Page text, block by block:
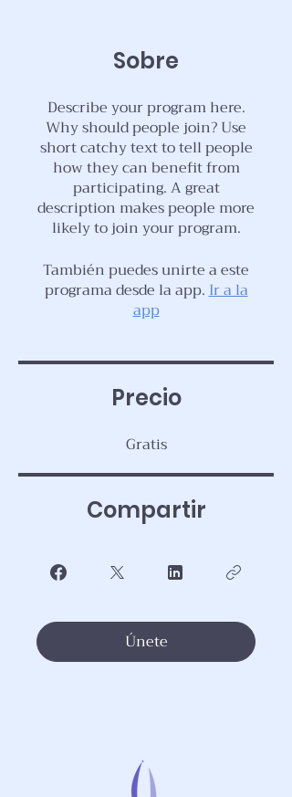
Sobre
Describe your program here.
Why should people join? Use
short catchy text to tell people
how they can benefit from
participating. A great
description makes people more
likely to join your program.
También puedes unirte a este
programa desde la app.Ir a la
app
Precio
Gratis
Compartir
Únete